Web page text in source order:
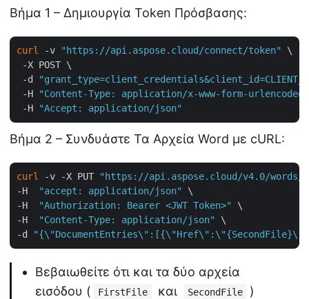
Βήμα 1 – Δημιουργία Token Πρόσβασης:
curl -v "https://api.aspose.cloud/connect/token"
\
-X POST \
-d
-H
"Content-Type: application/x-www-form-urlencoded"
-H
"Accept: application/json"
Βήμα 2 – Συνδυάστε Τα Αρχεία Word με cURL:
curl -v -X PUT
"https://api.aspose.cloud/v4.0/words/
-H
"accept: application/json"
\
-H
"Authorization: Bearer <JWT Token>"
\
-H
"Content-Type: application/json"
\
-d
Βεβαιωθείτε ότι και τα δύο αρχεία
εισόδου (
FirstFile και SecondFile
)